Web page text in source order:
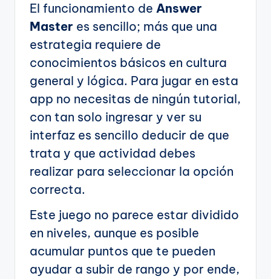
El funcionamiento de Answer
Master es sencillo; más que una
estrategia requiere de
conocimientos básicos en cultura
general y lógica. Para jugar en esta
app no necesitas de ningún tutorial,
con tan solo ingresar y ver su
interfaz es sencillo deducir de que
trata y que actividad debes
realizar para seleccionar la opción
correcta.
Este juego no parece estar dividido
en niveles, aunque es posible
acumular puntos que te pueden
ayudar a subir de rango y por ende,